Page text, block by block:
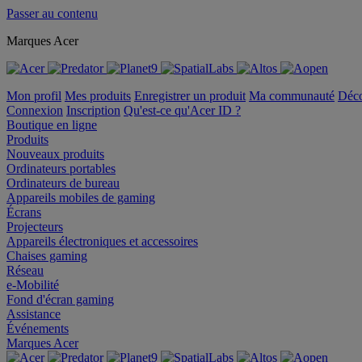
Passer au contenu
Marques Acer
Mon profil Mes produits Enregistrer un produit Ma communauté
Connexion Inscription Qu'est-ce qu'Acer ID ?
Boutique en ligne
Produits
Nouveaux produits
Ordinateurs portables
Ordinateurs de bureau
Appareils mobiles de gaming
Écrans
Projecteurs
Appareils électroniques et accessoires
Chaises gaming
Réseau
e-Mobilité
Fond d'écran gaming
Assistance
Événements
Marques Acer